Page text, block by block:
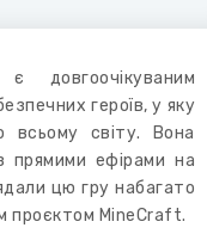
є довгоочікуваним
героїв, у яку
всьому світу. Вона
прямими ефірами на
цю гру набагато
проєктом MineCraft.